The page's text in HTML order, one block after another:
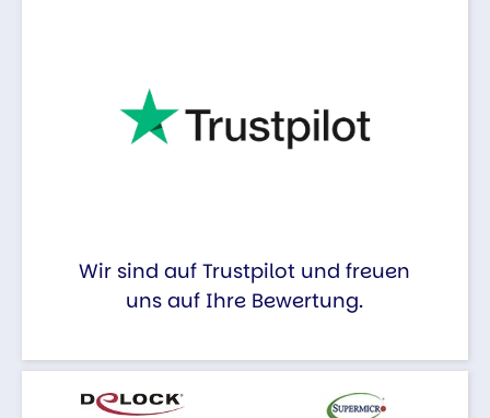
Wir sind auf Trustpilot und freuen
uns auf Ihre Bewertung.